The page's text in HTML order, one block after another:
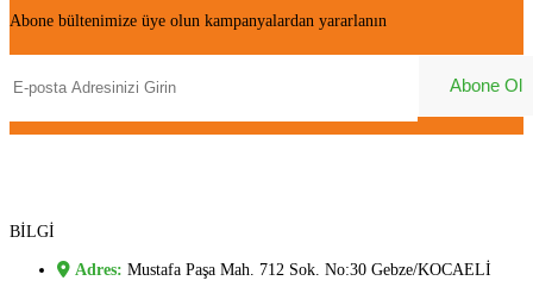
Abone bültenimize üye olun kampanyalardan yararlanın
BİLGİ
Adres: Mustafa Paşa Mah. 712 Sok. No:30 Gebze/KOCAELİ